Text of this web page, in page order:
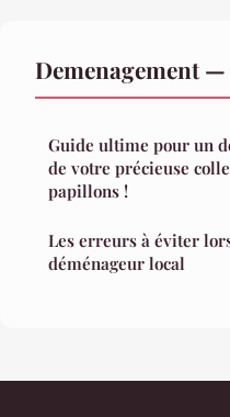
Demenagement
Guide ultime pour un
de votre précieuse
papillons !
Les erreurs à éviter
déménageur local